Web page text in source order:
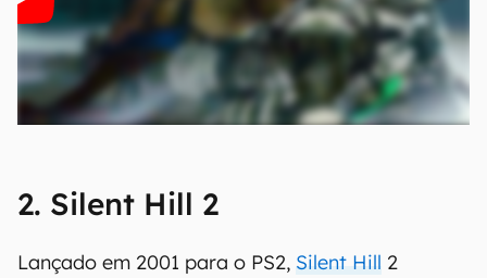
2. Silent Hill 2
Lançado em 2001 para o PS2, Silent Hill 2